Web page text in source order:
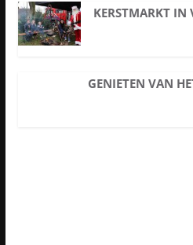
KERSTMARKT IN
GENIETEN VAN